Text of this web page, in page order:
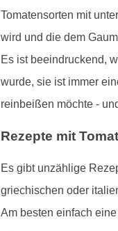
Tomatensorten mit
wird und die dem
Es ist beeindruckend,
wurde, sie ist immer
reinbeißen möchte -
Rezepte mit
Es gibt unzählige
griechischen oder
Am besten einfach